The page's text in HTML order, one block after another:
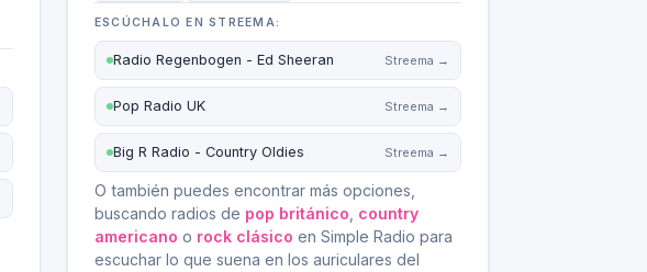
ESCÚCHALO EN STREEMA:
Radio Regenbogen - Ed Sheeran Streema →
Pop Radio UK Streema →
Big R Radio - Country Oldies Streema →
O también puedes encontrar más opciones,
buscando radios de pop británico country
americano o rock clásico en Simple Radio para
escuchar lo que suena en los auriculares del